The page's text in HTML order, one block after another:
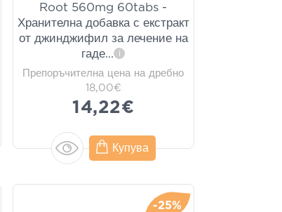
Root 560mg 60tabs -
Хранителна добавка с екстракт
от джинджифил за лечение на
гаде... i
Препоръчителна цена на дребно
18,00€
14,22€
Купува
-25%